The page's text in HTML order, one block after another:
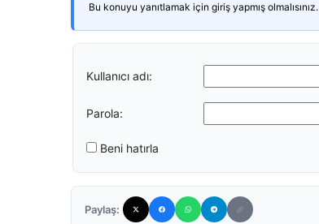
Bu konuyu yanıtlamak için giriş yapmış olmalısınız.
Kullanıcı adı:
Parola:
Beni hatırla
Paylaş: